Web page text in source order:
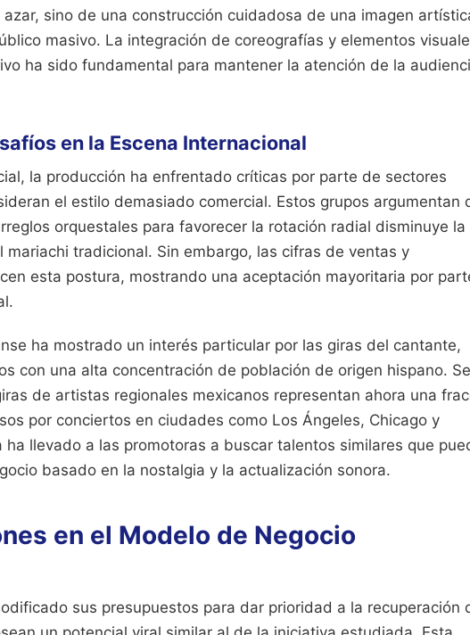
sino de una construcción cuidadosa de una imagen
masivo. La integración de coreografías y elementos
ha sido fundamental para mantener la atención de la
en la Escena Internacional
la producción ha enfrentado críticas por parte de sectores
el estilo demasiado comercial. Estos grupos argumentan
orquestales para favorecer la rotación radial disminuye la
tradicional. Sin embargo, las cifras de ventas y
esta postura, mostrando una aceptación mayoritaria por
ha mostrado un interés particular por las giras del cantante,
con una alta concentración de población de origen hispano.
de artistas regionales mexicanos representan ahora una
por conciertos en ciudades como Los Ángeles, Chicago y
ha llevado a las promotoras a buscar talentos similares que
basado en la nostalgia y la actualización sonora.
en el Modelo de Negocio
sus presupuestos para dar prioridad a la recuperación